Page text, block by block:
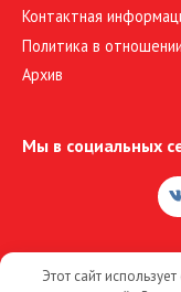
Контактная
Политика в
Архив
Мы в социальных
© 2026 Большое
Этот сайт